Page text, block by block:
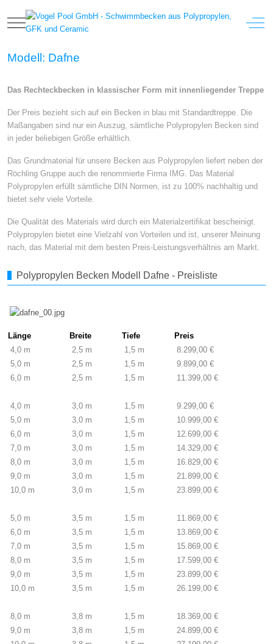
Mobile Menu Toggle Off-
Modell: Dafne
Das Rechteckbecken in klassischer Form mit innenliegender Treppe
Der Preis bezieht sich auf ein Becken in blau mit Standardtreppe. Die
Maßangaben sind nur ein Auszug, sämtliche Polypropylen Becken sind
in jeder beliebigen Größe erhältlich.
Das Grundmaterial für unsere Becken aus Polypropylen liefert neben der
Röchling Gruppe auch die renommierte Firma IMG. Das Material
Polypropylen erfüllt sämtliche DIN Normen, ist zu 100% nachhaltig und
bietet sehr viele Vorteile.
Die Qualität des Materials wird durch ein Materialzertifikat bescheinigt.
Polypropylen bietet eine Vielzahl von Vorteilen und ist, unserer Meinung
nach, das Material mit dem besten Preis-Leistungsverhältnis am Markt.
Polypropylen Becken Modell Dafne - Preisliste
Länge Breite Tiefe
Preis
4,0 m
2,5 m 1,5 m
8.299,00 €
5,0 m
2,5 m 1,5 m
9.899,00 €
6,0 m
2,5 m 1,5 m 11.399,00 €
4,0 m 3,0 m 1,5 m
9.299,00 €
5,0 m
3,0 m 1,5 m
10.999,00 €
6,0 m
3,0 m 1,5 m
12.699,00 €
7,0 m
3,0 m 1,5 m
14.329,00 €
8,0 m
3,0 m 1,5 m
16.829,00 €
9,0 m
3,0 m 1,5 m
21.899,00 €
10,0 m
3,0 m 1,5 m 23.899,00 €
5,0 m 3,5 m 1,5 m
11.869,00 €
6,0 m
3,5 m 1,5 m
13.869,00 €
7,0 m
3,5 m 1,5 m
15.869,00 €
8,0 m
3,5 m 1,5 m
17.599,00 €
9,0 m
3,5 m 1,5 m
23.899,00 €
10,0 m
3,5 m 1,5 m 26.199,00 €
8,0 m 3,8 m 1,5 m
18.369,00 €
9,0 m
3,8 m 1,5 m
24.899,00 €